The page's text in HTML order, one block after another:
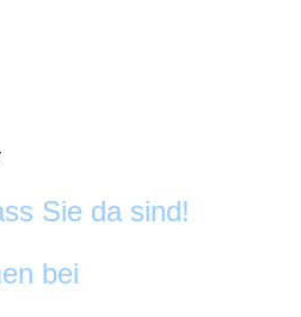
Sie da sind!
bei